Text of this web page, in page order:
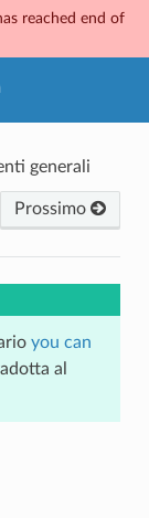
reached end of
generali
Prossimo
you can
al